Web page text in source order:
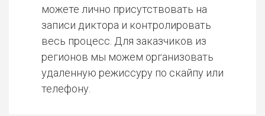
можете лично присутствовать на
записи диктора и контролировать
весь процесс. Для заказчиков из
регионов мы можем организовать
удаленную режиссуру по скайпу или
телефону.